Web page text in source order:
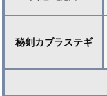
秘剣カブラステギ